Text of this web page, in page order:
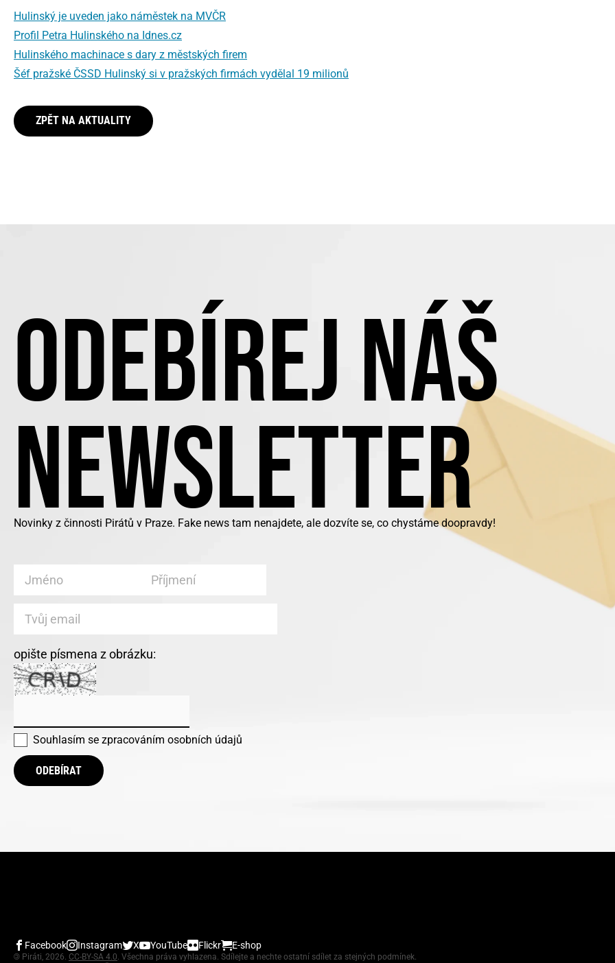
Hulinský je uveden jako náměstek na MVČR
Profil Petra Hulinského na Idnes.cz
Hulinského machinace s dary z městských firem
Šéf pražské ČSSD Hulinský si v pražských firmách vydělal 19 milionů
ZPĚT NA AKTUALITY
ODEBÍREJ NÁŠ
NEWSLETTER
Novinky z činnosti Pirátů v Praze. Fake news tam nenajdete, ale dozvíte se, co chystáme doopravdy!
opište písmena z obrázku:
Souhlasím se zpracováním osobních údajů
ODEBÍRAT
Facebook Instagram X YouTube Flickr E-shop
© Piráti, 2026. CC-BY-SA 4.0. Všechna práva vyhlazena. Sdílejte a nechte ostatní sdílet za stejných podmínek.